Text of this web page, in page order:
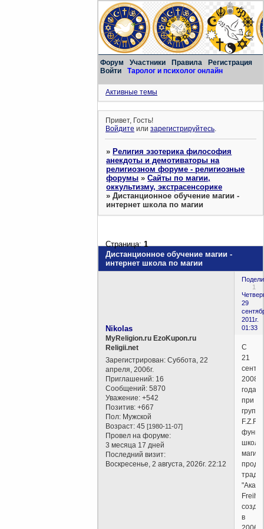
Форум Участники Правила
Регистрация
Войти
Таролог и психолог онлайн
Активные темы
Привет, Гость!
Войдите илизарегистрируйтесь.
»Религия эзотерика философия
анекдоты и демотиваторы на
религиозном форуме - религиозные
форумы »Сайты по магии,
оккультизму, экстрасенсорике
»Дистанционное обучение магии -
интернет школа по магии
Дистанционное обучение магии -
интернет школа по магии
Страница:1
1
29
2011г.
01:33
Nikolas
MyReligion.ru EzoKupon.ru
Religii.net
Зарегистрирован: Суббота, 22
апреля, 2006г.
Приглашений: 16
Сообщений: 5870
Уважение: +542
Позитив: +667
Пол: Мужской
Возраст: 45[1980-11-07]
Провел на форуме:
3 месяца 17 дней
Последний визит:
Воскресенье, 2 августа, 2026г. 22:12
С
21
2008
года
при
группе
школа
магии,
в